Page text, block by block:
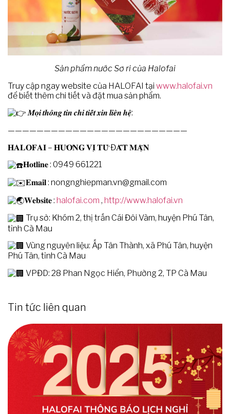
Sản phẩm nước Sơ ri của Halofai
Truy cập ngay website của HALOFAI tại www.halofai.vn
để biết thêm chi tiết và đặt mua sản phẩm.
𝑴𝒐̣𝒊 𝒕𝒉𝒐̂𝒏𝒈 𝒕𝒊𝒏 𝒄𝒉𝒊 𝒕𝒊𝒆̂́𝒕 𝒙𝒊𝒏 𝒍𝒊𝒆̂𝒏 𝒉𝒆̣̂:
—————————————————————————
𝐇𝐀𝐋𝐎𝐅𝐀𝐈 – 𝐇𝐔̛𝐎̛𝐍𝐆 𝐕𝐈̣ 𝐓𝐔̛̀ Đ𝐀̂́𝐓 𝐌𝐀̣̆𝐍
𝐇𝐨𝐭𝐥𝐢𝐧𝐞 : 0949 661221
𝐄𝐦𝐚𝐢𝐥 : nongnghiepman.vn@gmail.com
𝐖𝐞𝐛𝐬𝐢𝐭𝐞 : halofai.com , http://www.halofai.vn
Trụ sở: Khóm 2, thị trấn Cái Đôi Vàm, huyện Phú Tân,
tỉnh Cà Mau
Vùng nguyên liệu: Ấp Tân Thành, xã Phú Tân, huyện
Phú Tân, tỉnh Cà Mau
VPĐD: 28 Phan Ngọc Hiển, Phường 2, TP Cà Mau
Tin tức liên quan